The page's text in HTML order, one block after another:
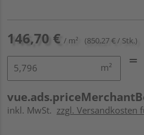
146,70 € / m² (850,27 € / Stk.)
m²
inkl. MwSt. zzgl. Versandkosten